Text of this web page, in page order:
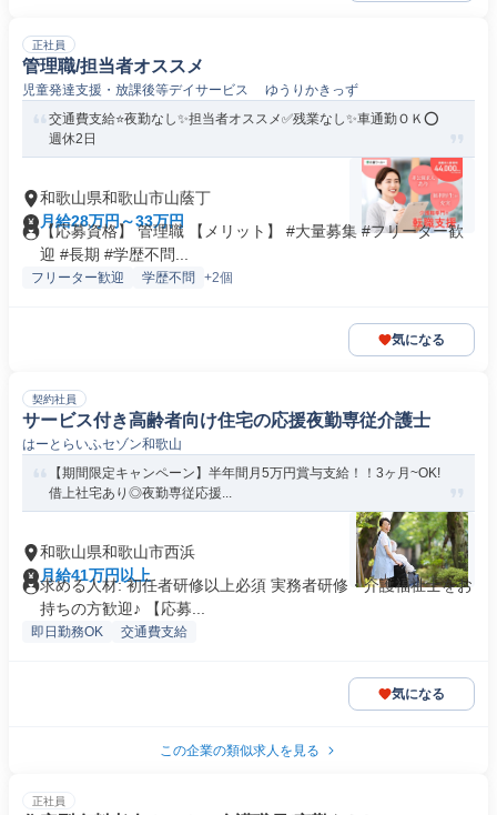
正社員
管理職/担当者オススメ
児童発達支援・放課後等デイサービス ゆうりかきっず
交通費支給⭐️夜勤なし✨担当者オススメ✅️残業なし✨車通勤ＯＫ⭕️
週休2日
和歌山県和歌山市山蔭丁
月給28万円～33万円
【応募資格】 管理職 【メリット】 #大量募集 #フリーター歓
迎 #長期 #学歴不問...
フリーター歓迎 学歴不問 +2個
気になる
契約社員
サービス付き高齢者向け住宅の応援夜勤専従介護士
はーとらいふセゾン和歌山
【期間限定キャンペーン】半年間月5万円賞与支給！！3ヶ月~OK!
借上社宅あり◎夜勤専従応援...
和歌山県和歌山市西浜
月給41万円以上
求める人材: 初任者研修以上必須 実務者研修・介護福祉士をお
持ちの方歓迎♪ 【応募...
即日勤務OK 交通費支給
気になる
この企業の類似求人を見る
正社員